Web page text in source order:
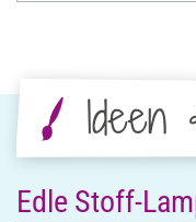
Ideen
Edle Stoff-